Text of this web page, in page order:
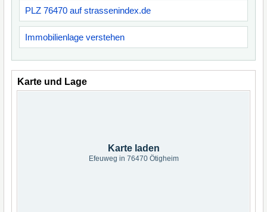
PLZ 76470 auf strassenindex.de
Immobilienlage verstehen
Karte und Lage
Karte laden
Efeuweg in 76470 Ötigheim